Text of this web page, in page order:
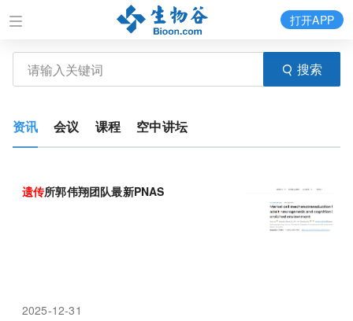
搜索
打开APP
资讯 会议 课程 空中讲坛
遗传所郭伟翔团队最新PNAS
2025-12-31